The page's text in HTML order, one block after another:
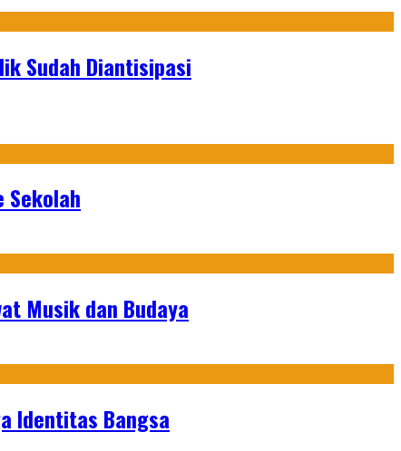
Sudah Diantisipasi
Sekolah
Musik dan Budaya
Identitas Bangsa